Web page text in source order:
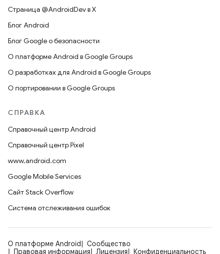
Страница @AndroidDev в X
Блог Android
Блог Google о безопасности
О платформе Android в Google Groups
О разработках для Android в Google Groups
О портировании в Google Groups
СПРАВКА
Справочный центр Android
Справочный центр Pixel
www.android.com
Google Mobile Services
Сайт Stack Overflow
Система отслеживания ошибок
О платформе Android
Сообщество
Правовая информация
Лицензия Конфиденциальность